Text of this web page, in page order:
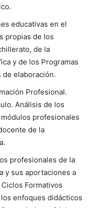
educativas en el
propias de los
de la
y de los Programas
de elaboración.
Profesional.
Análisis de los
profesionales
de la
profesionales de la
y sus aportaciones a
Formativos
enfoques didácticos